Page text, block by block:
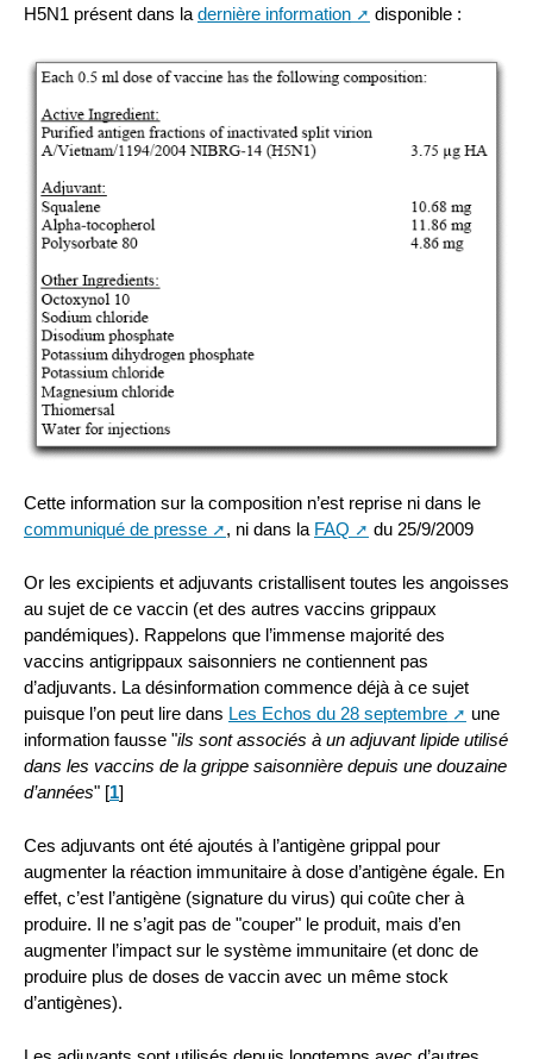
H5N1 présent dans la dernière information disponible :
Cette information sur la composition n’est reprise ni dans le
communiqué de presse
, ni dans la FAQ du 25/9/2009
Or les excipients et adjuvants cristallisent toutes les angoisses
au sujet de ce vaccin (et des autres vaccins grippaux
pandémiques). Rappelons que l’immense majorité des
vaccins antigrippaux saisonniers ne contiennent pas
d’adjuvants. La désinformation commence déjà à ce sujet
puisque l’on peut lire dans Les Echos du 28 septembre
une
information fausse "ils sont associés à un adjuvant lipide utilisé
dans les vaccins de la grippe saisonnière depuis une douzaine
d’années" [1]
Ces adjuvants ont été ajoutés à l’antigène grippal pour
augmenter la réaction immunitaire à dose d’antigène égale. En
effet, c’est l’antigène (signature du virus) qui coûte cher à
produire. Il ne s’agit pas de "couper" le produit, mais d’en
augmenter l’impact sur le système immunitaire (et donc de
produire plus de doses de vaccin avec un même stock
d’antigènes).